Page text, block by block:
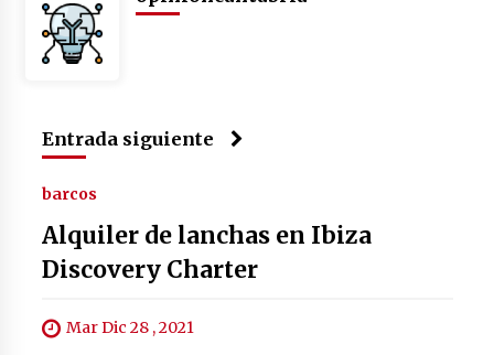
Entrada siguiente
barcos
Alquiler de lanchas en Ibiza
Discovery Charter
Mar Dic 28 , 2021